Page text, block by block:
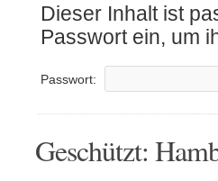
Dieser Inhalt ist
Passwort ein, um
Passwort:
Geschützt: